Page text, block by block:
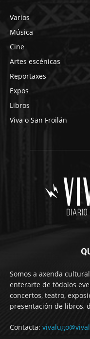
Varios
Música
Cine
Artes escénicas
Reportaxes
Expos
Libros
Viva o San Froilán
Somos a axenda
enterarte de tódolos
concertos, teatro,
presentación de libros,
Contacta: